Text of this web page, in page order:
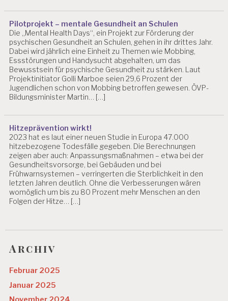
R
B
EI
T
P
S
Y
C
C
H
E
G
E
S
U
N
D
S
R
Pilotprojekt – mentale Gesundheit an Schulen
Die „Mental Health Days“, ein Projekt zur Förderung der
psychischen Gesundheit an Schulen, gehen in ihr drittes Jahr.
Dabei wird jährlich eine Einheit zu Themen wie Mobbing,
Essstörungen und Handysucht abgehalten, um das
Bewusstsein für psychische Gesundheit zu stärken. Laut
Projektinitiator Golli Marboe seien 29,6 Prozent der
Jugendlichen schon von Mobbing betroffen gewesen. ÖVP-
Bildungsminister Martin… […]
Hitzeprävention wirkt!
2023 hat es laut einer neuen Studie in Europa 47.000
hitzebezogene Todesfälle gegeben. Die Berechnungen
zeigen aber auch: Anpassungsmaßnahmen – etwa bei der
Gesundheitsvorsorge, bei Gebäuden und bei
Frühwarnsystemen – verringerten die Sterblichkeit in den
letzten Jahren deutlich. Ohne die Verbesserungen wären
womöglich um bis zu 80 Prozent mehr Menschen an den
Folgen der Hitze… […]
Archiv
Februar 2025
Januar 2025